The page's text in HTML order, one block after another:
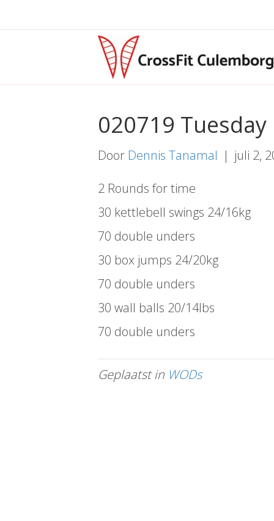
020719 Tuesday
Door Dennis Tanamal | juli 2,
2 Rounds for time
30 kettlebell swings 24/16kg
70 double unders
30 box jumps 24/20kg
70 double unders
30 wall balls 20/14lbs
70 double unders
Geplaatst in WODs